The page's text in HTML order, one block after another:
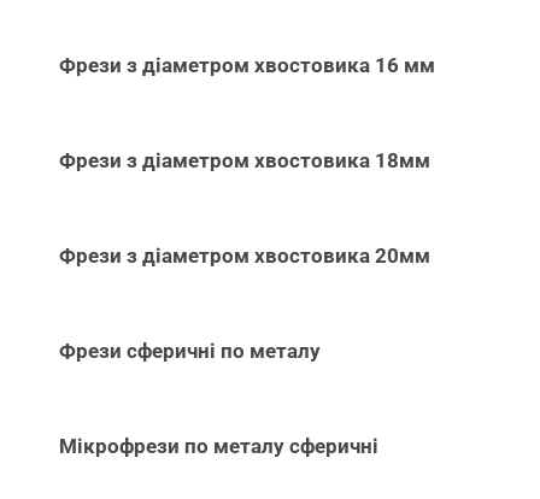
Фрези з діаметром хвостовика 16 мм
Фрези з діаметром хвостовика 18мм
Фрези з діаметром хвостовика 20мм
Фрези сферичні по металу
Мікрофрези по металу сферичні